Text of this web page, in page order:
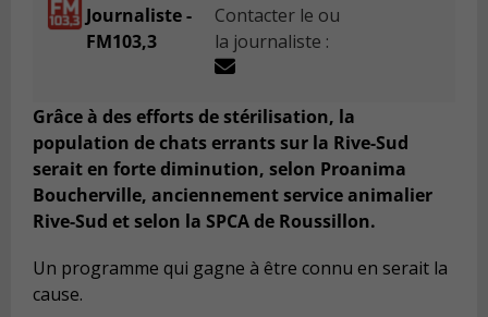
Journaliste -
FM103,3
Contacter le ou
la journaliste :
Grâce à des efforts de stérilisation, la
population de chats errants sur la Rive-Sud
serait en forte diminution, selon Proanima
Boucherville, anciennement service animalier
Rive-Sud et selon la SPCA de Roussillon.
Un programme qui gagne à être connu en serait la
cause.